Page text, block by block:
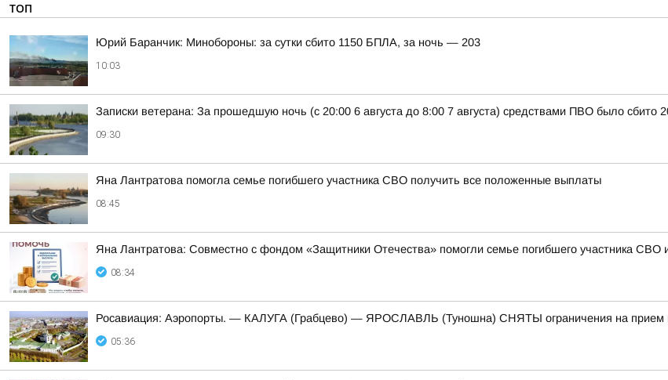
ТОП
Юрий Баранчик: Минобороны: за сутки сбито 1150 БПЛА, за ночь — 203
10:03
Записки ветерана: За прошедшую ночь (с 20:00 6 августа до 8:00 7 августа) средствами ПВО было сбито
09:30
Яна Лантратова помогла семье погибшего участника СВО получить все положенные выплаты
08:45
Яна Лантратова: Совместно с фондом «Защитники Отечества» помогли семье погибшего участника
08:34
Росавиация: Аэропорты. — КАЛУГА (Грабцево) — ЯРОСЛАВЛЬ (Туношна) СНЯТЫ ограничения на прием
05:36